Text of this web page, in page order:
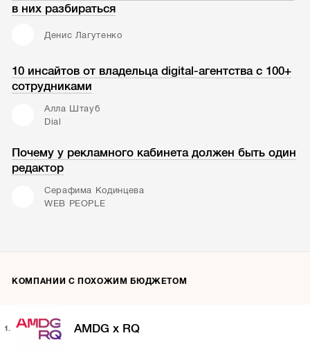
в них разбираться
Денис Лагутенко
10 инсайтов от владельца digital-агентства с 100+
сотрудниками
Алла Штауб
Dial
Почему у рекламного кабинета должен быть один
редактор
Серафима Кодинцева
WEB PEOPLE
КОМПАНИИ С ПОХОЖИМ БЮДЖЕТОМ
1. AMDG x RQ